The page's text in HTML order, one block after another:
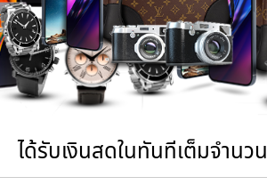
ได้รับเงินสดในทันทีเต็มจำนวน